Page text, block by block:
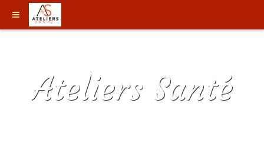
Ateliers Santé